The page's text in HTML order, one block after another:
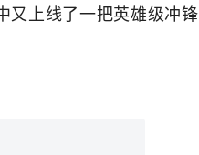
又上线了一把英雄级冲锋